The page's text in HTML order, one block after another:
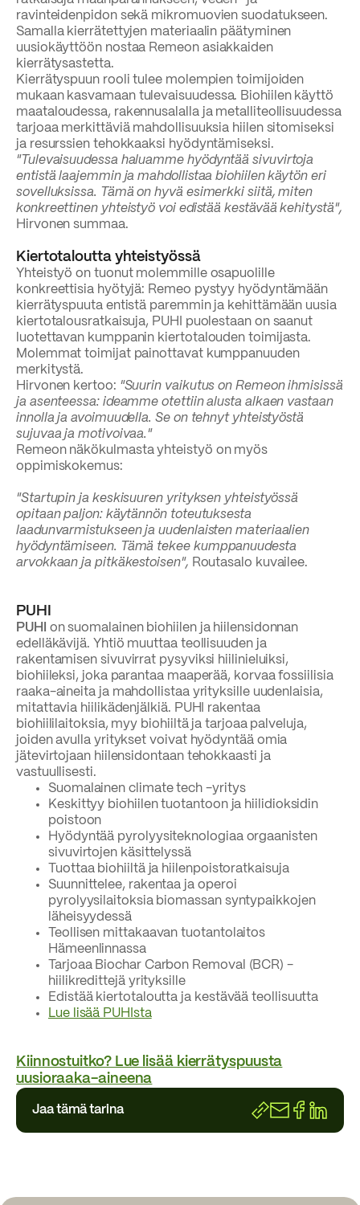
ravinteidenpidon sekä mikromuovien suodatukseen.
Samalla kierrätettyjen materiaalin päätyminen
uusiokäyttöön nostaa Remeon asiakkaiden
kierrätysastetta.
Kierrätyspuun rooli tulee molempien toimijoiden
mukaan kasvamaan tulevaisuudessa. Biohiilen käyttö
maataloudessa, rakennusalalla ja metalliteollisuudessa
tarjoaa merkittäviä mahdollisuuksia hiilen sitomiseksi
ja resurssien tehokkaaksi hyödyntämiseksi.
"Tulevaisuudessa haluamme hyödyntää sivuvirtoja
entistä laajemmin ja mahdollistaa biohiilen käytön eri
sovelluksissa. Tämä on hyvä esimerkki siitä, miten
konkreettinen yhteistyö voi edistää kestävää kehitystä",
Hirvonen summaa.
Kiertotaloutta yhteistyössä
Yhteistyö on tuonut molemmille osapuolille
konkreettisia hyötyjä: Remeo pystyy hyödyntämään
kierrätyspuuta entistä paremmin ja kehittämään uusia
kiertotalousratkaisuja, PUHI puolestaan on saanut
luotettavan kumppanin kiertotalouden toimijasta.
Molemmat toimijat painottavat kumppanuuden
merkitystä.
Hirvonen kertoo: "Suurin vaikutus on Remeon ihmisissä
ja asenteessa: ideamme otettiin alusta alkaen vastaan
innolla ja avoimuudella. Se on tehnyt yhteistyöstä
sujuvaa ja motivoivaa."
Remeon näkökulmasta yhteistyö on myös
oppimiskokemus:
"Startupin ja keskisuuren yrityksen yhteistyössä
opitaan paljon: käytännön toteutuksesta
laadunvarmistukseen ja uudenlaisten materiaalien
hyödyntämiseen. Tämä tekee kumppanuudesta
arvokkaan ja pitkäkestoisen", Routasalo kuvailee.
PUHI
PUHI
on suomalainen biohiilen ja hiilensidonnan
edelläkävijä. Yhtiö muuttaa teollisuuden ja
rakentamisen sivuvirrat pysyviksi hiilinieluiksi,
biohiileksi, joka parantaa maaperää, korvaa fossiilisia
raaka-aineita ja mahdollistaa yrityksille uudenlaisia,
mitattavia hiilikädenjälkiä. PUHI rakentaa
biohiililaitoksia, myy biohiiltä ja tarjoaa palveluja,
joiden avulla yritykset voivat hyödyntää omia
jätevirtojaan hiilensidontaan tehokkaasti ja
vastuullisesti.
Suomalainen climate tech -yritys
Keskittyy biohiilen tuotantoon ja hiilidioksidin
poistoon
Hyödyntää pyrolyysiteknologiaa orgaanisten
sivuvirtojen käsittelyssä
Tuottaa biohiiltä ja hiilenpoistoratkaisuja
Suunnittelee, rakentaa ja operoi
pyrolyysilaitoksia biomassan syntypaikkojen
läheisyydessä
Teollisen mittakaavan tuotantolaitos
Hämeenlinnassa
Tarjoaa Biochar Carbon Removal (BCR) -
hiilikredittejä yrityksille
Edistää kiertotaloutta ja kestävää teollisuutta
Lue lisää PUHIsta
Kiinnostuitko? Lue lisää kierrätyspuusta
uusioraaka-aineena
Jaa tämä tarina
https://